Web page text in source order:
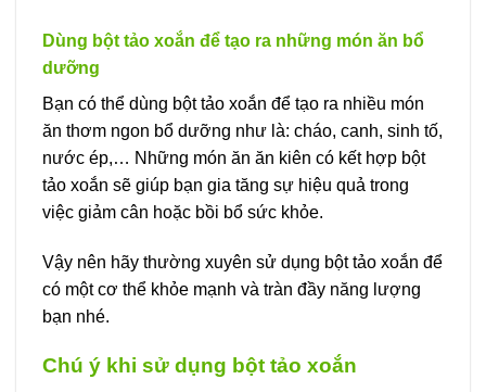
Dùng bột tảo xoắn để tạo ra những món ăn bổ
dưỡng
Bạn có thể dùng bột tảo xoắn để tạo ra nhiều món
ăn thơm ngon bổ dưỡng như là: cháo, canh, sinh tố,
nước ép,… Những món ăn ăn kiên có kết hợp bột
tảo xoắn sẽ giúp bạn gia tăng sự hiệu quả trong
việc giảm cân hoặc bồi bổ sức khỏe.
Vậy nên hãy thường xuyên sử dụng bột tảo xoắn để
có một cơ thể khỏe mạnh và tràn đầy năng lượng
bạn nhé.
Chú ý khi sử dụng bột tảo xoắn